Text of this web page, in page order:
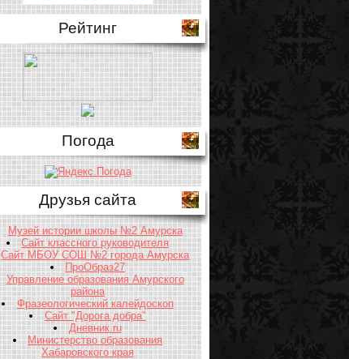
Рейтинг
Погода
Друзья сайта
Музей истории школы №2 Амурска
Сайт классного руководителя
Сайт МБОУ СОШ №2 города Амурска
ПроОбраз27
Управление образования Амурского
района
Фразеологический калейдоскоп
Сайт "Дорога добра"
Дневник.ru
Министерство образования
Хабаровского края